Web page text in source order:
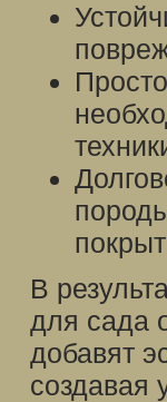
В
для сада
добавят
создавая